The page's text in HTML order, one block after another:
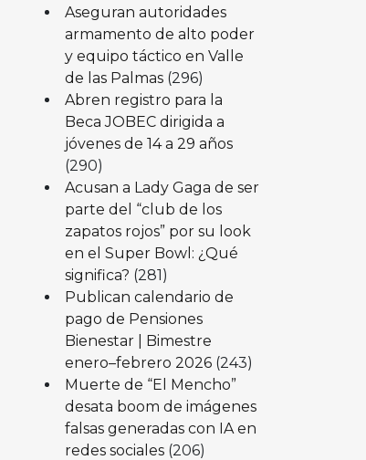
Aseguran autoridades
armamento de alto poder
y equipo táctico en Valle
de las Palmas (296)
Abren registro para la
Beca JOBEC dirigida a
jóvenes de 14 a 29 años
(290)
Acusan a Lady Gaga de ser
parte del “club de los
zapatos rojos” por su look
en el Super Bowl: ¿Qué
significa? (281)
Publican calendario de
pago de Pensiones
Bienestar | Bimestre
enero–febrero 2026 (243)
Muerte de “El Mencho”
desata boom de imágenes
falsas generadas con IA en
redes sociales (206)